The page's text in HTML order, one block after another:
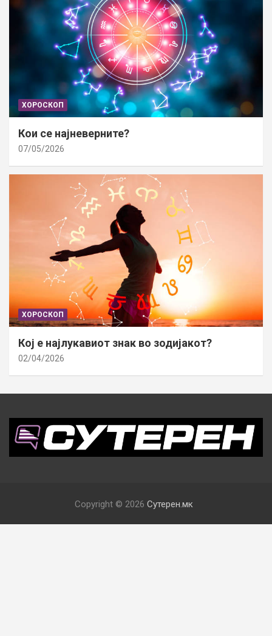
ХОРОСКОП
Кои се најневерните?
07/05/2026
ХОРОСКОП
Кој е најлукавиот знак во зодијакот?
02/04/2026
Copyright © 2026 Сутерен.мк